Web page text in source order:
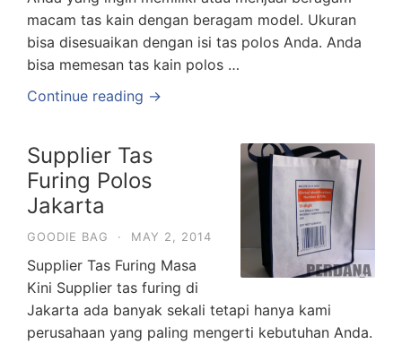
macam tas kain dengan beragam model. Ukuran
bisa disesuaikan dengan isi tas polos Anda. Anda
bisa memesan tas kain polos …
Continue reading →
Supplier Tas
Furing Polos
Jakarta
GOODIE BAG · MAY 2, 2014
Supplier Tas Furing Masa
Kini Supplier tas furing di
Jakarta ada banyak sekali tetapi hanya kami
perusahaan yang paling mengerti kebutuhan Anda.